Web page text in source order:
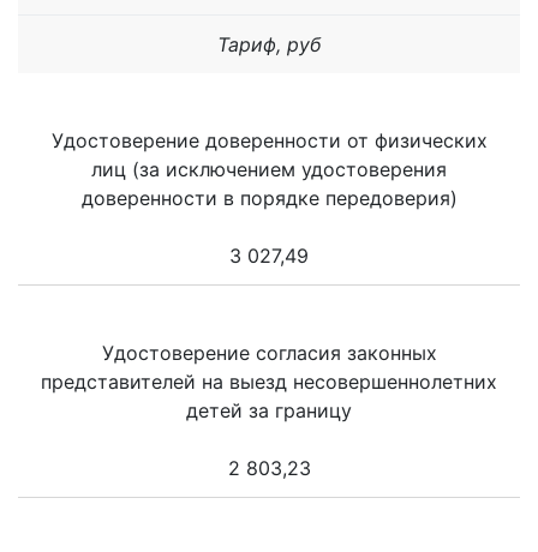
Тариф, руб
Удостоверение доверенности от физических
лиц (за исключением удостоверения
доверенности в порядке передоверия)
3 027,49
Удостоверение согласия законных
представителей на выезд несовершеннолетних
детей за границу
2 803,23